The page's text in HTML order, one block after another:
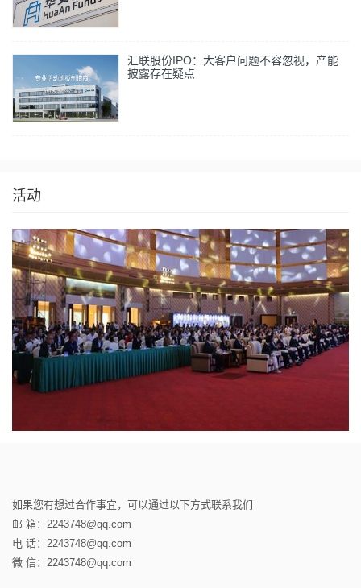
汇联股份IPO：大客户问题不容忽视，产能
披露存在疑点
活动
如果您有想过合作事宜，可以通过以下方式联系我们
邮 箱：2243748@qq.com
电 话：2243748@qq.com
微 信：2243748@qq.com